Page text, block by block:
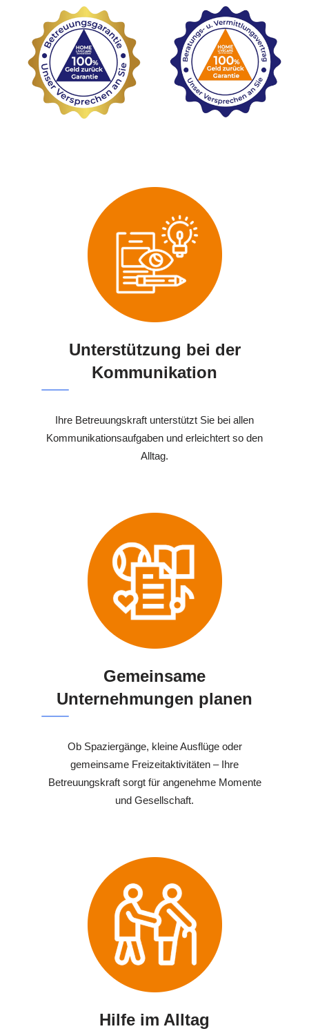
Unterstützung bei der
Kommunikation
Ihre Betreuungskraft unterstützt Sie bei allen
Kommunikationsaufgaben und erleichtert so den
Alltag.
Gemeinsame
Unternehmungen planen
Ob Spaziergänge, kleine Ausflüge oder
gemeinsame Freizeitaktivitäten – Ihre
Betreuungskraft sorgt für angenehme Momente
und Gesellschaft.
Hilfe im Alltag